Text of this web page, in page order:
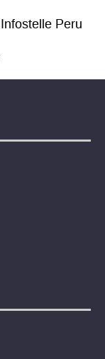
Infostelle Peru